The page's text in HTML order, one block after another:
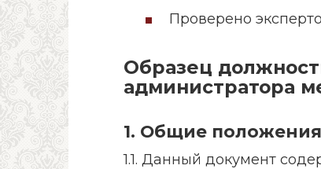
Проверено
Образец
администратора
1. Общие положения
1.1. Данный документ